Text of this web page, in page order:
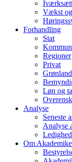
Vækst
Forhandling
Stat
Regioner
Privat
Grønland
Løn og
Analyse
Seneste
Analyse
Om